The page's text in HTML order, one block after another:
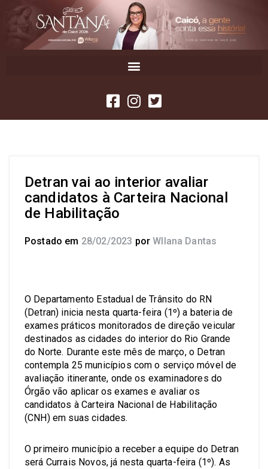
Detran vai ao interior avaliar
candidatos à Carteira Nacional
de Habilitação
Postado em 28/02/2023 por Wllana Dantas
O Departamento Estadual de Trânsito do RN
(Detran) inicia nesta quarta-feira (1º) a bateria de
exames práticos monitorados de direção veicular
destinados as cidades do interior do Rio Grande
do Norte. Durante este mês de março, o Detran
contempla 25 municípios com o serviço móvel de
avaliação itinerante, onde os examinadores do
Órgão vão aplicar os exames e avaliar os
candidatos à Carteira Nacional de Habilitação
(CNH) em suas cidades.
O primeiro município a receber a equipe do Detran
será Currais Novos, já nesta quarta-feira (1º). As